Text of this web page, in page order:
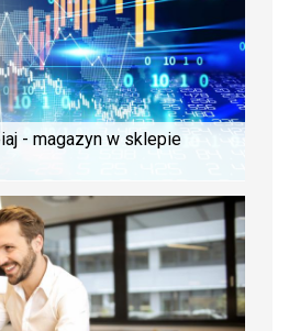
- magazyn w sklepie